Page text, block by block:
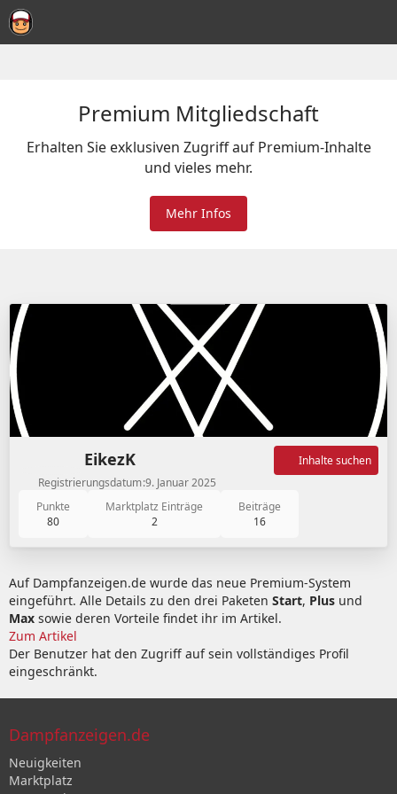
Premium Mitgliedschaft
Erhalten Sie exklusiven Zugriff auf Premium-Inhalte
und vieles mehr.
Mehr Infos
EikezK
Punkte
80
Marktplatz Einträge
2
Beiträge
16
Inhalte suchen
Registrierungsdatum 9. Januar 2025
Auf Dampfanzeigen.de wurde das neue Premium-System
eingeführt. Alle Details zu den drei Paketen Start, Plus und
Max sowie deren Vorteile findet ihr im Artikel.
Zum Artikel
Der Benutzer hat den Zugriff auf sein vollständiges Profil
eingeschränkt.
Dampfanzeigen.de
Neuigkeiten
Marktplatz